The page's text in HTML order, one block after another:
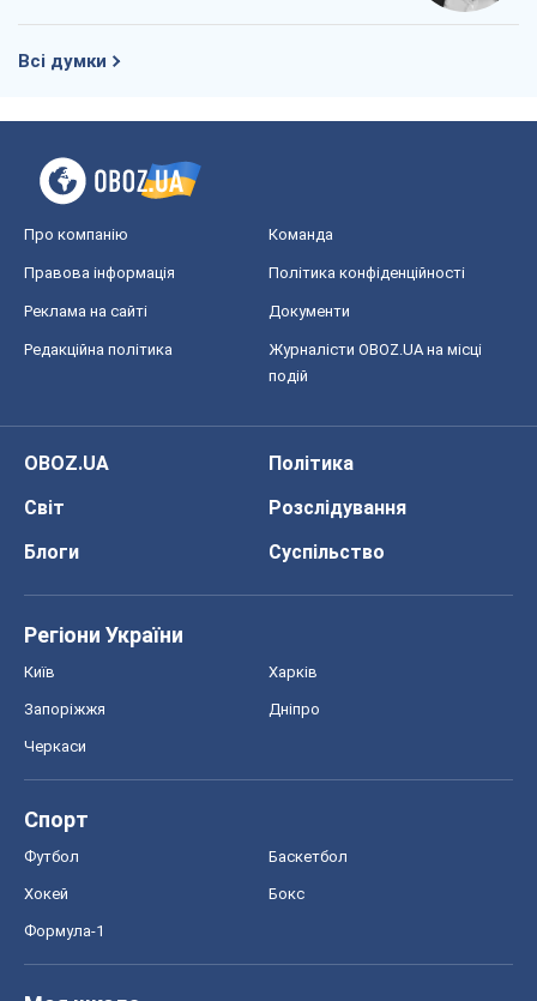
Всі думки
Про компанію Команда
Правова інформація Політика конфіденційності
Реклама на сайті Документи
Редакційна політика
Журналісти OBOZ.UA на місці
подій
OBOZ.UA
Політика
Світ
Розслідування
Блоги
Суспільство
Регіони України
Київ Харків
Запоріжжя Дніпро
Черкаси
Спорт
Футбол Баскетбол
Хокей Бокс
Формула-1